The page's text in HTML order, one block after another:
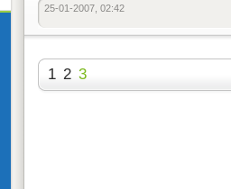
25-01-2007, 02:42
1 2 3